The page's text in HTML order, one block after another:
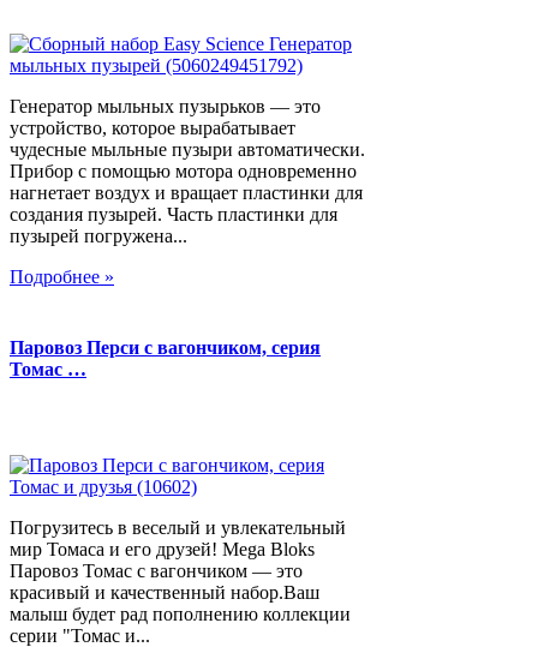
Генератор мыльных пузырьков — это
устройство, которое вырабатывает
чудесные мыльные пузыри автоматически.
Прибор с помощью мотора одновременно
нагнетает воздух и вращает пластинки для
создания пузырей. Часть пластинки для
пузырей погружена...
Подробнее »
Паровоз Перси с вагончиком, серия
Томас …
Погрузитесь в веселый и увлекательный
мир Томаса и его друзей! Mega Bloks
Паровоз Томас с вагончиком — это
красивый и качественный набор.Ваш
малыш будет рад пополнению коллекции
серии "Томас и...